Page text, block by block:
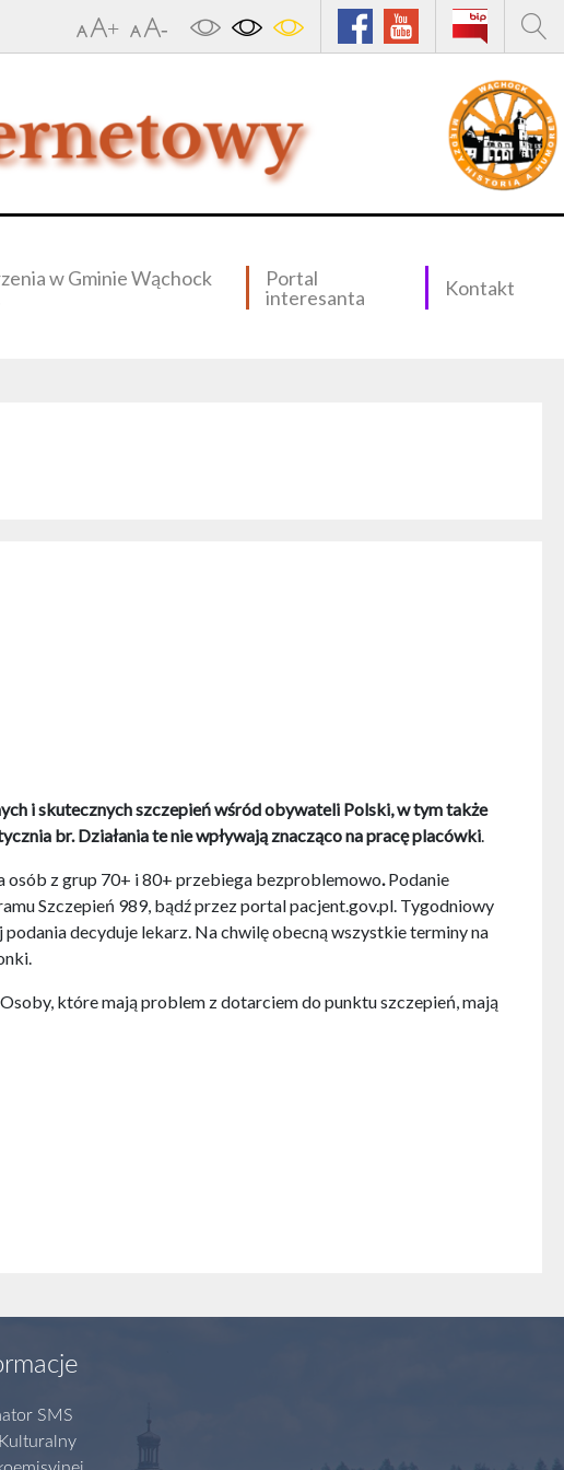
w Gminie Wąchock
Portal
interesanta
Kontakt
i skutecznych szczepień wśród obywateli Polski, w tym także
br. Działania te nie wpływają znacząco na pracę placówki.
osób z grup 70+ i 80+ przebiega bezproblemowo.Podanie
Szczepień 989, bądź przez portal pacjent.gov.pl. Tygodniowy
decyduje lekarz. Na chwilę obecną wszystkie terminy na
które mają problem z dotarciem do punktu szczepień, mają
SMS